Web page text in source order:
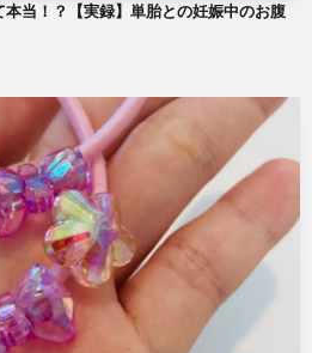
当！？【実録】単胎との妊娠中のお腹